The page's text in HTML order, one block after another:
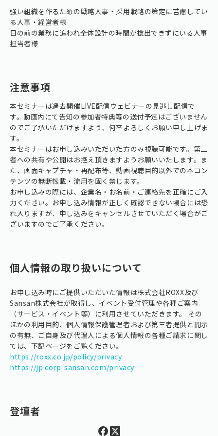
強い組織を作るための戦略人事・採用戦略の策定に苦慮してい
る人事・経営者様
目の前の業務に追われ全体設計の時間が捻出できずにいる人事
担当者様
注意事項
本セミナーは過去開催LIVE配信ウェビナーの見逃し配信で
す。動画内にて告知の参加者特典等の送付予定はございません
のでご了承いただけますよう、何卒よろしくお願い申し上げま
す。
本セミナーはお申し込みいただいた方のみ視聴可能です。第三
者への共有や公開はお控え頂きますようお願いいたします。ま
た、画面キャプチャ・再配布等、動画視聴目的以外での本コン
テンツの無断転載・流用を固く禁じます。
お申し込みの際には、企業名・お名前・ご連絡先を正確にご入
力ください。お申し込み情報が正しく確認できない場合には恐
れ入りますが、申し込みをキャンセルさせていただく場合がご
ざいますのでご了承ください。
個人情報の取り扱いについて
お申し込み時にご提供いただいた情報は株式会社ROXX及び
Sansan株式会社が取得し、イベント受付管理や各種ご案内
（サービス・イベント等）に利用させていただきます。 その
ほかの利用目的、個人情報保護管理者および第三者提供と開示
の有無、ご自身及び代理人による個人情報の各種ご請求に関し
ては、下記ページをご覧ください。
https://roxx.co.jp/policy/privacy
https://jp.corp-sansan.com/privacy
登壇者